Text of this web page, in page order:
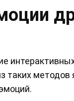
таких методов